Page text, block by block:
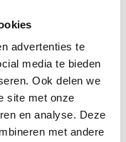
advertenties te
media te bieden
Ook delen we
site met onze
en analyse. Deze
met andere
poster (42 x 29,7 cm)